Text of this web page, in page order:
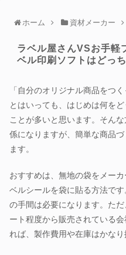
ホーム 資材メーカー
ラベル屋さんVSお手軽
ベル印刷ソフトはどっ
「自分のオリジナル商品をつ
とはいっても、はじめは何を
ことが多いと思います。そん
係になりますが、簡単な商品
ます。
おすすめは、無地の袋をメー
ベルシールを袋に貼る方法で
の手間は必要になります。た
ート程度から販売されている
れば、製作費用や在庫はかなり